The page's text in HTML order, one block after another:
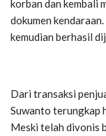
korban dan kembali
dokumen
kemudian berhasil
Dari transaksi
Suwanto terungkap
Meski telah divonis